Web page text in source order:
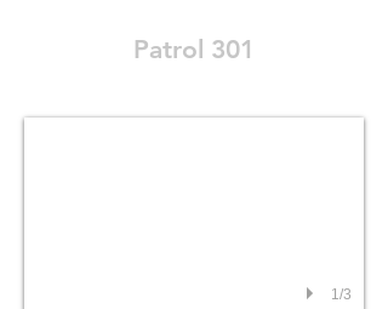
Patrol 301
1/3